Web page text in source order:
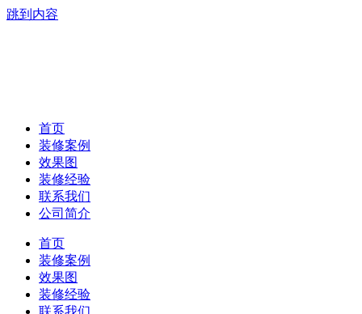
跳到内容
首页
装修案例
效果图
装修经验
联系我们
公司简介
首页
装修案例
效果图
装修经验
联系我们